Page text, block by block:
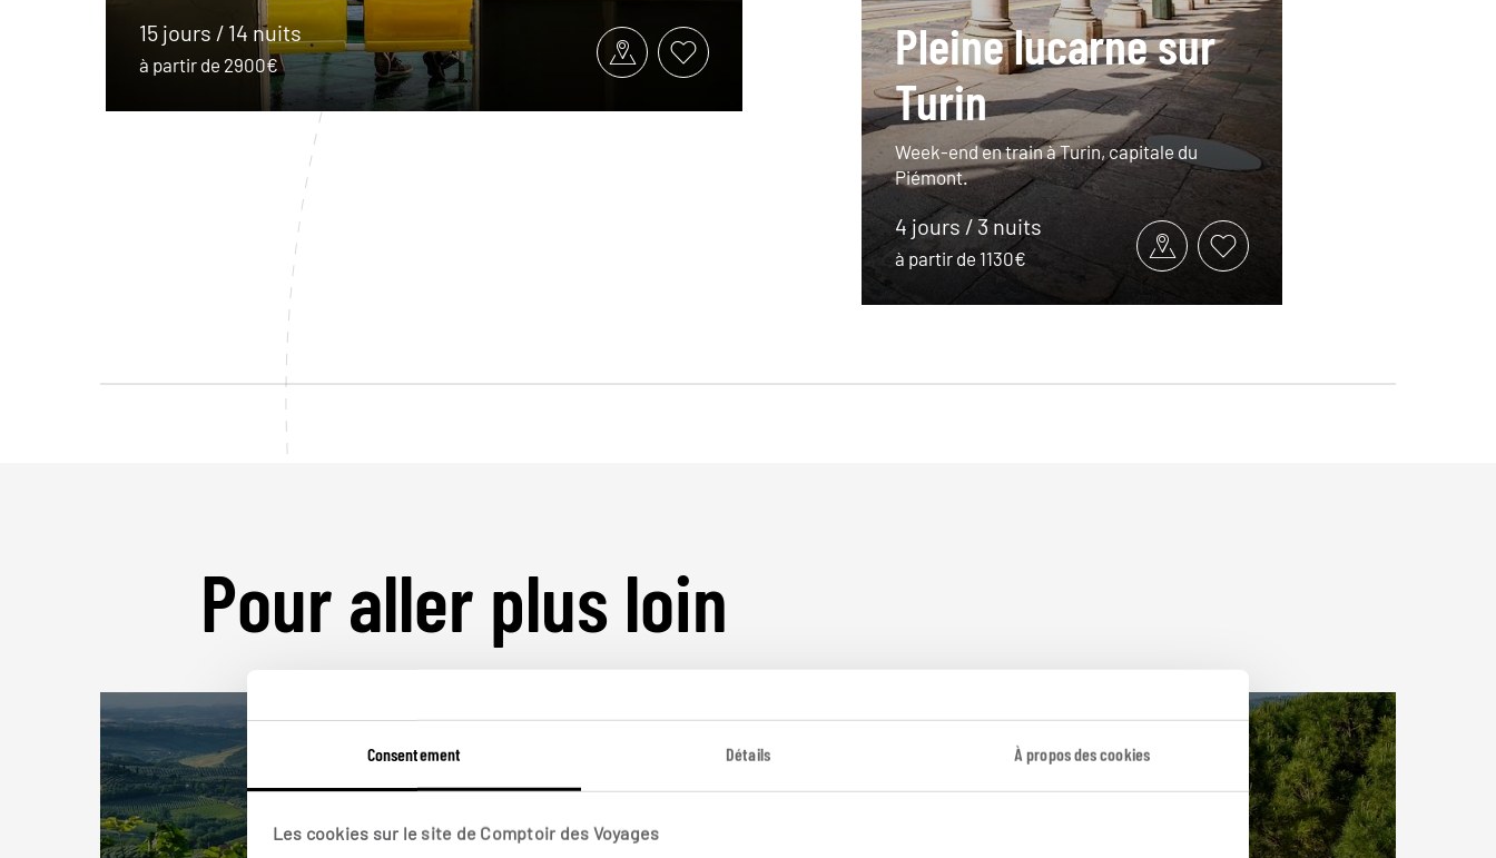
Consentement Détails À propos des cookies
Les cookies sur le site de Comptoir des Voyages
15 jours / 14 nuits
à partir de 2900€
Pleine lucarne sur
Turin
Week-end en train à Turin, capitale du
Piémont.
4 jours / 3 nuits
à partir de 1130€
Pour aller plus loin
Nos 46 idées de voyage